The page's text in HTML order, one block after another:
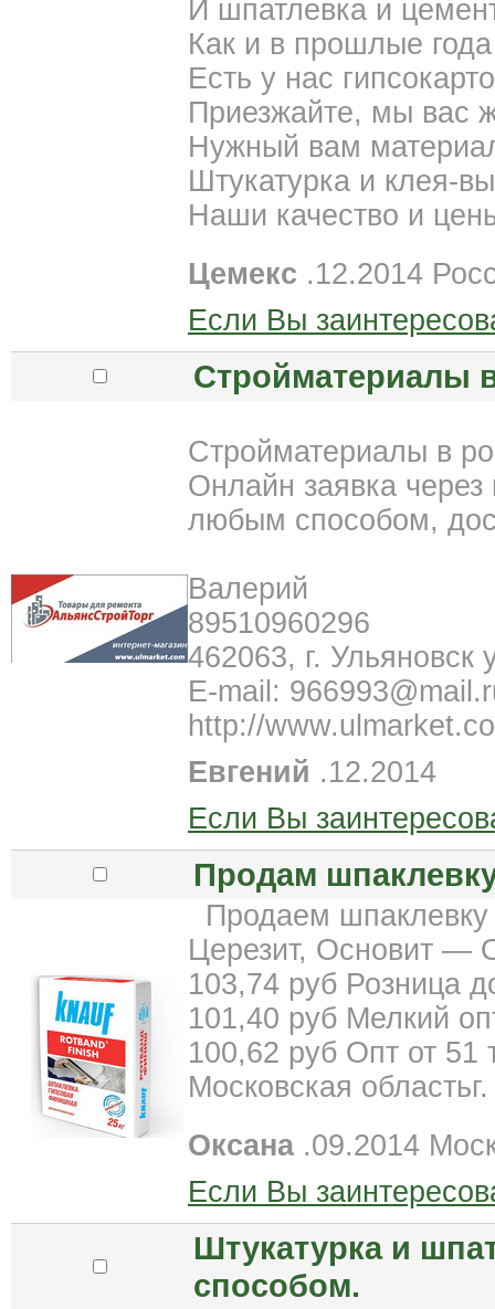
И шпатлевка и
Как и в прошлые
Есть у нас
Приезжайте, мы вас
Нужный вам
Штукатурка и клея-
Наши качество и
Цемекс .12.2014
Если Вы
Стройматериалы
Стройматериалы в
Онлайн заявка
любым способом,
Валерий
89510960296
462063, г.
E-mail:
http://
Евгений .12.2014
Если Вы
Продам
Продаем
Церезит, Основит —
103,74 руб Розница
101,40 руб Мелкий
100,62 руб Опт от 51
Московская
Оксана .09.2014
Если Вы
Штукатурка и
способом.